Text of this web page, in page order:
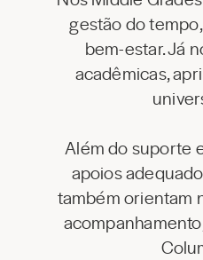
gestão do
bem-estar. Já
acadêmicas,
Além do suporte
apoios
também orientam